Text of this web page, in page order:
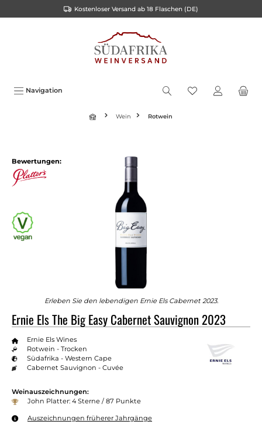
Kostenloser Versand ab 18 Flaschen (DE)
Navigation
Wein Rotwein
Bewertungen:
Erleben Sie den lebendigen Ernie Els Cabernet 2023.
Ernie Els The Big Easy Cabernet Sauvignon 2023
Ernie Els Wines
Rotwein - Trocken
Südafrika - Western Cape
Cabernet Sauvignon - Cuvée
Weinauszeichnungen:
John Platter: 4 Sterne / 87 Punkte
Auszeichnungen früherer Jahrgänge